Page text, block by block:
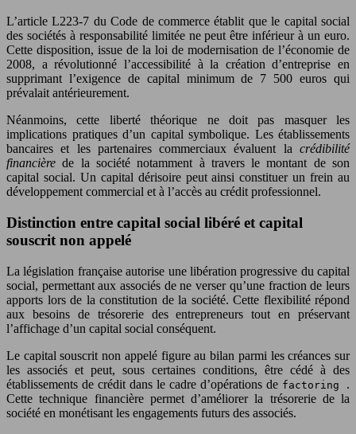
L’article L223-7 du Code de commerce établit que le capital social
des sociétés à responsabilité limitée ne peut être inférieur à un euro.
Cette disposition, issue de la loi de modernisation de l’économie de
2008, a révolutionné l’accessibilité à la création d’entreprise en
supprimant l’exigence de capital minimum de 7 500 euros qui
prévalait antérieurement.
Néanmoins, cette liberté théorique ne doit pas masquer les
implications pratiques d’un capital symbolique. Les établissements
bancaires et les partenaires commerciaux évaluent la crédibilité
financièrede la société notamment à travers le montant de son
capital social. Un capital dérisoire peut ainsi constituer un frein au
développement commercial et à l’accès au crédit professionnel.
Distinction entre capital social libéré et capital
souscrit non appelé
La législation française autorise une libération progressive du capital
social, permettant aux associés de ne verser qu’une fraction de leurs
apports lors de la constitution de la société. Cette flexibilité répond
aux besoins de trésorerie des entrepreneurs tout en préservant
l’affichage d’un capital social conséquent.
Le capital souscrit non appelé figure au bilan parmi les créances sur
les associés et peut, sous certaines conditions, être cédé à des
établissements de crédit dans le cadre d’opérations de factoring .
Cette technique financière permet d’améliorer la trésorerie de la
société en monétisant les engagements futurs des associés.